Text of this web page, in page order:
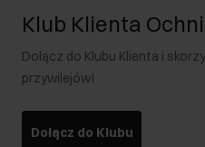
Klub Klienta
Dołącz do Klubu Klienta i
przywilejów!
Dołącz do Klubu